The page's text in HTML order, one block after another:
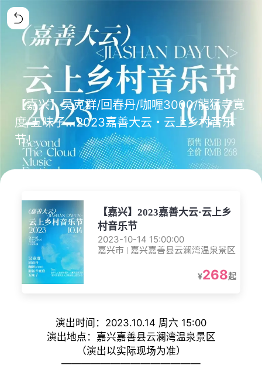
【嘉兴】吴克群/回春丹/咖喱3000/龍猛寺寛
度/五味子...2023嘉善大云・云上乡村音乐
节！
【嘉兴】2023嘉善大云·云上乡
村音乐节
2023-10-14 15:00:00
嘉兴市 | 嘉兴嘉善县云澜湾温泉景区
¥268起
演出时间：2023.10.14 周六 15:00
演出地点：嘉兴嘉善县云澜湾温泉景区
（演出以实际现场为准）
——————————————